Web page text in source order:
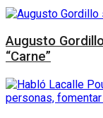
Augusto
“Carne”